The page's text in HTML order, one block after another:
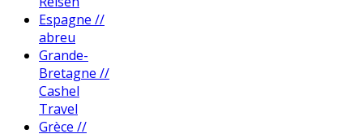
Espagne //
abreu
Grande-
Bretagne //
Cashel
Travel
Grèce //